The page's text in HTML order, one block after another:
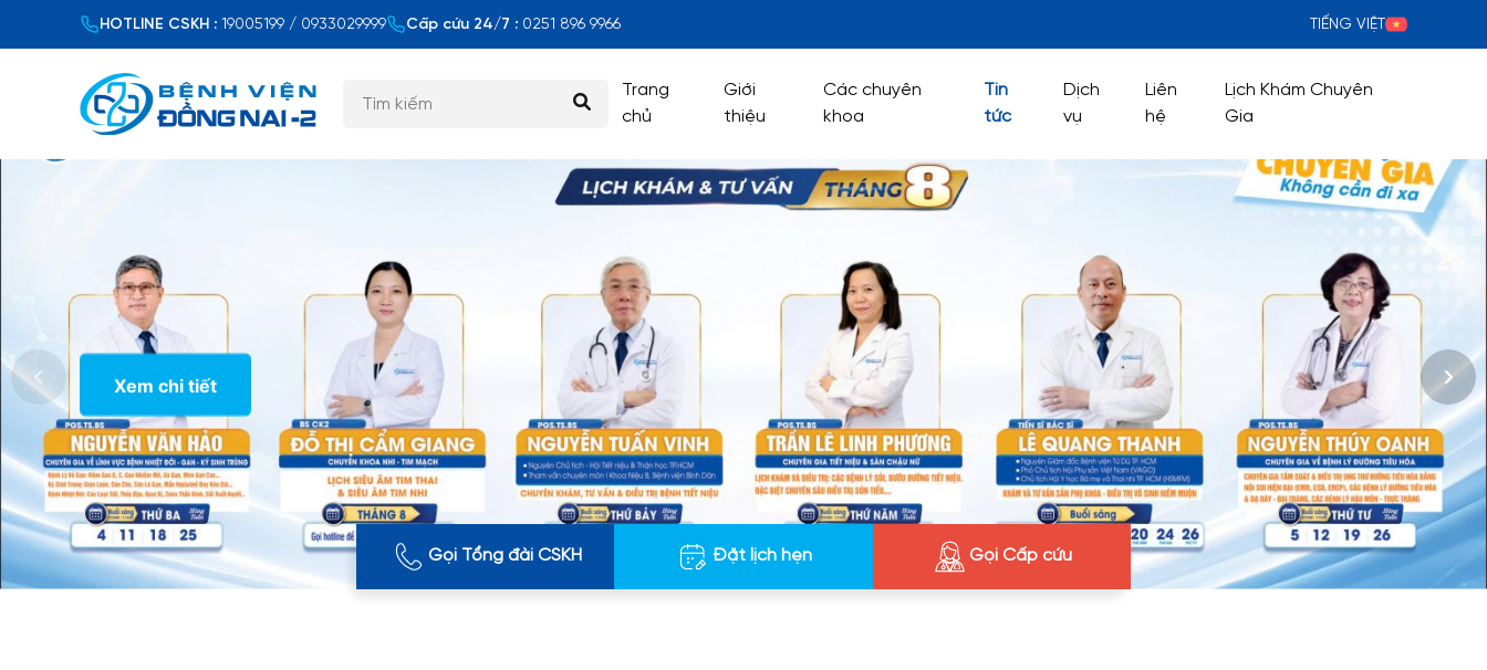
HOTLINE CSKH : 19005199 / 0933029999 Cấp cứu 24/7 : 0251 896 9966 TIẾNG VIỆT
Trang
chủ
Giới
thiệu
Các chuyên
khoa
Tin
tức
Dịch
vụ
Liên
hệ
Lịch Khám Chuyên
Gia
Xem chi tiết
Gọi Tổng đài CSKH Đặt lịch hẹn Gọi Cấp cứu